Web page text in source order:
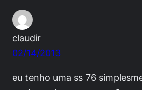
claudir
02/14/2013
eu tenho uma ss 76